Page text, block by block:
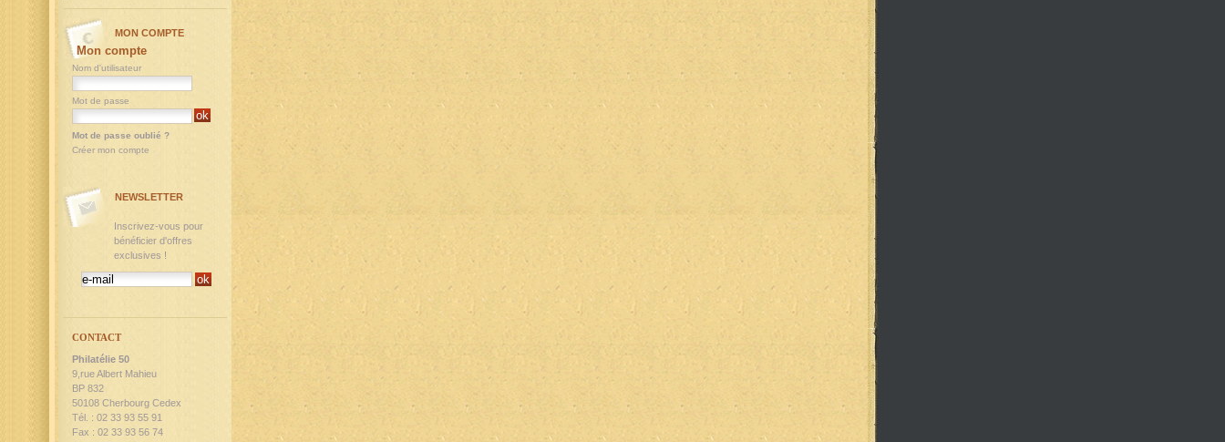
MON COMPTE
Mon compte
Nom d'utilisateur
Mot de passe
Mot de passe oublié ?
Créer mon compte
NEWSLETTER
Inscrivez-vous pour
bénéficier d'offres
exclusives !
CONTACT
Philatélie 50
9,rue Albert Mahieu
BP 832
50108 Cherbourg Cedex
Tél. : 02 33 93 55 91
Fax : 02 33 93 56 74